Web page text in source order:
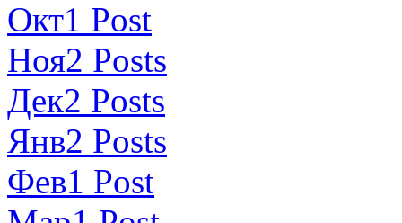
Окт1 Post
Ноя2 Posts
Дек2 Posts
Янв2 Posts
Фев1 Post